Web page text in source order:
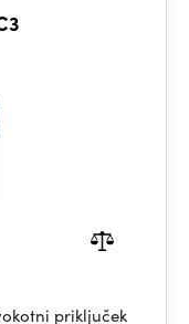
priključek